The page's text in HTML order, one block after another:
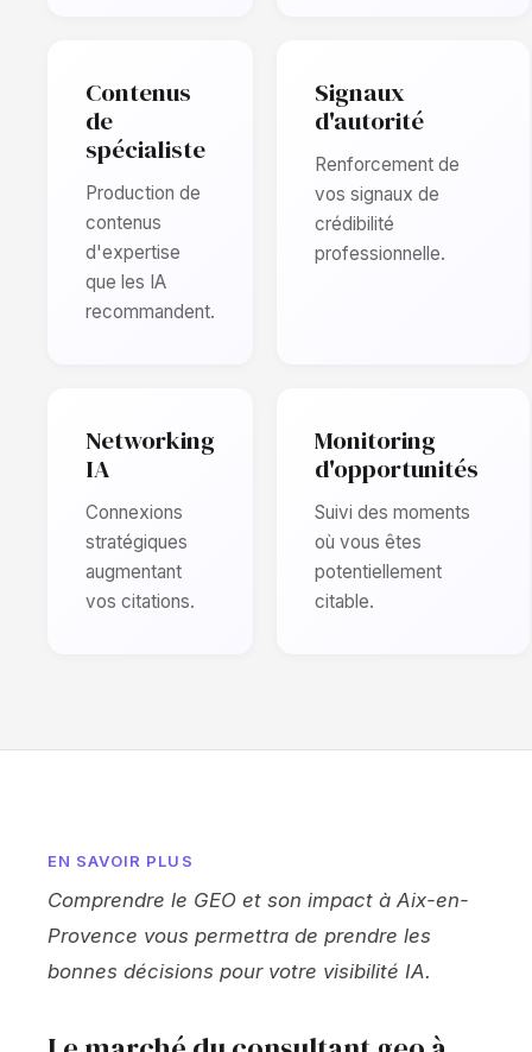
Contenus
de
spécialiste
Production de
contenus
d'expertise
que les IA
recommandent.
Signaux
d'autorité
Renforcement de
vos signaux de
crédibilité
professionnelle.
Networking
IA
Connexions
stratégiques
augmentant
vos citations.
Monitoring
d'opportunités
Suivi des moments
où vous êtes
potentiellement
citable.
EN SAVOIR PLUS
Comprendre le GEO et son impact à Aix-en-
Provence vous permettra de prendre les
bonnes décisions pour votre visibilité IA.